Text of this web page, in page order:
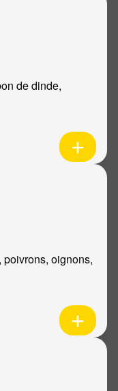
de dinde,
poivrons, oignons,